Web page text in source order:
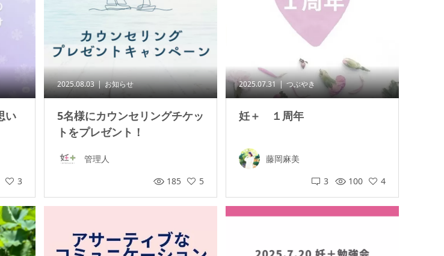
い
3
2025.08.03 お知らせ
5名様にカウンセリングチケッ
トをプレゼント！
管理人
185
5
2025.07.31 つぶやき
妊＋ １周年
藤岡麻美
3
100 4